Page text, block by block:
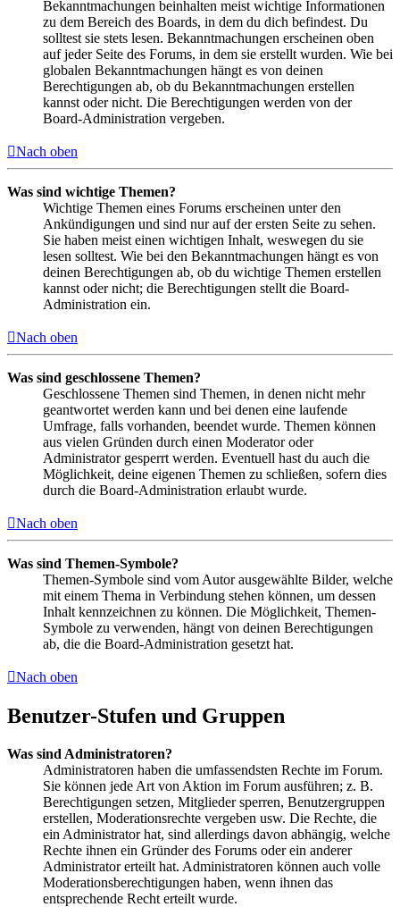
Bekanntmachungen beinhalten meist wichtige Informationen
zu dem Bereich des Boards, in dem du dich befindest. Du
solltest sie stets lesen. Bekanntmachungen erscheinen oben
auf jeder Seite des Forums, in dem sie erstellt wurden. Wie bei
globalen Bekanntmachungen hängt es von deinen
Berechtigungen ab, ob du Bekanntmachungen erstellen
kannst oder nicht. Die Berechtigungen werden von der
Board-Administration vergeben.
Nach oben
Was sind wichtige Themen?
Wichtige Themen eines Forums erscheinen unter den
Ankündigungen und sind nur auf der ersten Seite zu sehen.
Sie haben meist einen wichtigen Inhalt, weswegen du sie
lesen solltest. Wie bei den Bekanntmachungen hängt es von
deinen Berechtigungen ab, ob du wichtige Themen erstellen
kannst oder nicht; die Berechtigungen stellt die Board-
Administration ein.
Nach oben
Was sind geschlossene Themen?
Geschlossene Themen sind Themen, in denen nicht mehr
geantwortet werden kann und bei denen eine laufende
Umfrage, falls vorhanden, beendet wurde. Themen können
aus vielen Gründen durch einen Moderator oder
Administrator gesperrt werden. Eventuell hast du auch die
Möglichkeit, deine eigenen Themen zu schließen, sofern dies
durch die Board-Administration erlaubt wurde.
Nach oben
Was sind Themen-Symbole?
Themen-Symbole sind vom Autor ausgewählte Bilder, welche
mit einem Thema in Verbindung stehen können, um dessen
Inhalt kennzeichnen zu können. Die Möglichkeit, Themen-
Symbole zu verwenden, hängt von deinen Berechtigungen
ab, die die Board-Administration gesetzt hat.
Nach oben
Benutzer-Stufen und Gruppen
Was sind Administratoren?
Administratoren haben die umfassendsten Rechte im Forum.
Sie können jede Art von Aktion im Forum ausführen; z. B.
Berechtigungen setzen, Mitglieder sperren, Benutzergruppen
erstellen, Moderationsrechte vergeben usw. Die Rechte, die
ein Administrator hat, sind allerdings davon abhängig, welche
Rechte ihnen ein Gründer des Forums oder ein anderer
Administrator erteilt hat. Administratoren können auch volle
Moderationsberechtigungen haben, wenn ihnen das
entsprechende Recht erteilt wurde.